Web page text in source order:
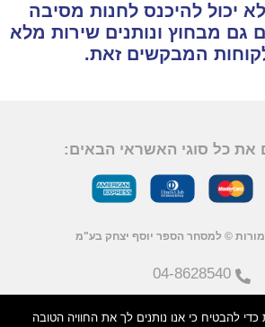
יכול להיכנס לחנות מסיבה
גם מבחוץ ונותנים שירות מלא
המבקשים זאת.
את כל סוגי האשראי הבאים:
© למסחר הספר יוסף יצחק בע"מ
04-8628540
להבטיח כי אנו נותנים לך את החוויה הטובה